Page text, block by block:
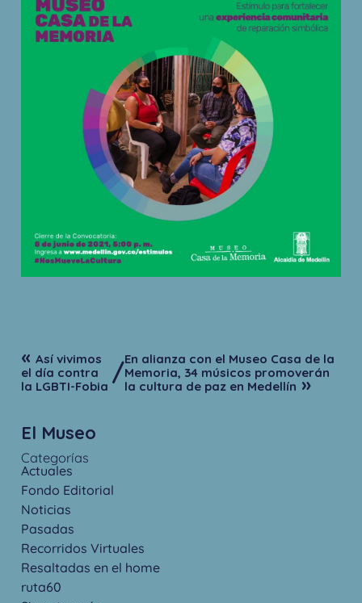
«Así vivimos
el día contra
la LGBTI-Fobia
/En alianza con el Museo Casa de la
Memoria, 34 músicos promoverán
la cultura de paz en Medellín»
El Museo
Categorías
Actuales
Fondo Editorial
Noticias
Pasadas
Recorridos Virtuales
Resaltadas en el home
ruta60